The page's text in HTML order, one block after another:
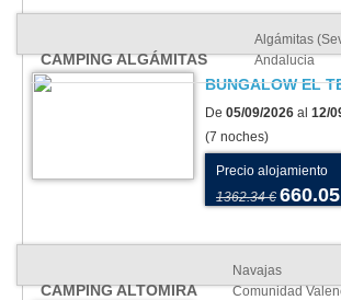
CAMPING ALGÁMITAS
Algámitas
Andalucia
BUNGALOW EL
De 05/09/2026 al 12/
(7 noches)
Precio alojamiento
1362.34 €
CAMPING ALTOMIRA
Navajas
Comunidad